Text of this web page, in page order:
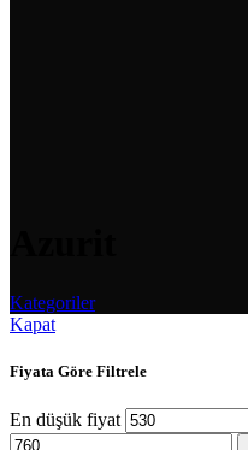
Kategoriler
Kapat
Fiyata Göre Filtrele
En düşük fiyat